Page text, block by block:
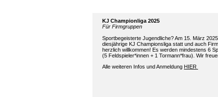
KJ Championliga 2025
Für Firmgruppen
Sportbegeisterte Jugendliche? Am 15. März
diesjährige KJ Championsliga statt und auch
herzlich willkommen! Es werden mindestens 6
(5 Feldspieler*innen + 1 Tormann*frau). Wir
Alle weiteren Infos und Anmeldung HIER